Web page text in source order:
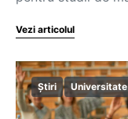
Vezi articolul
Știri Universitate